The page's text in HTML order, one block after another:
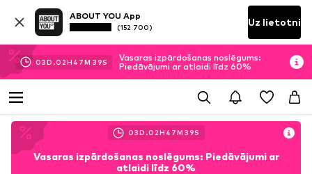
ABOUT YOU App
(152 700) Uz lietotni
03D.02H 47M 37S
Vasaras izpārdošanas noslēgums:
Piedāvājumi ar atlaidi līdz 60%
03D.02H 47M 37S
Vasaras izpārdošanas noslēgums: Piedāvājumi ar
atlaidi līdz 60%